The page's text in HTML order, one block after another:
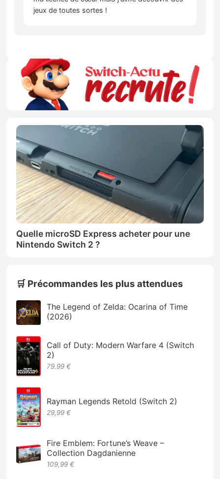
jeux de toutes sortes !
Quelle microSD Express acheter pour une
Nintendo Switch 2 ?
🛒 Précommandes les plus attendues
The Legend of Zelda: Ocarina of Time
(2026)
Call of Duty: Modern Warfare 4 (Switch
2)
79.99 €
Rayman Legends Retold (Switch 2)
29,99 €
Fire Emblem: Fortune’s Weave –
Collection Dagdanienne
109,99 €